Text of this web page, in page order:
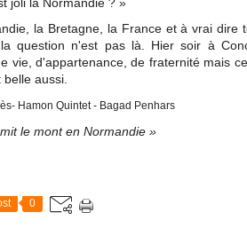
la Bretagne, la France et à vrai dire
question n'est pas là. Hier soir à
vie, d'appartenance, de fraternité mais
aussi.
Hamon Quintet - Bagad Penhars
le mont en Normandie »
0